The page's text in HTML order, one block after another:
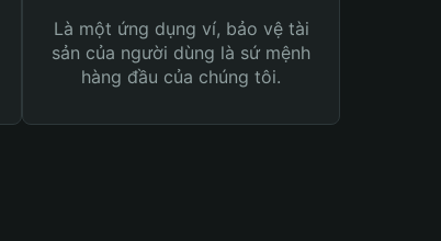
Là một ứng dụng ví, bảo vệ tài
sản của người dùng là sứ mệnh
hàng đầu của chúng tôi.